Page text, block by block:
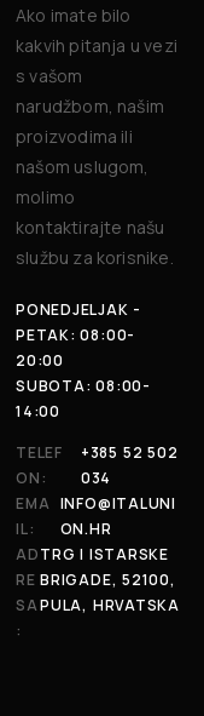
Ako imate bilo
kakvih pitanja u vezi
s vašom
narudžbom, našim
proizvodima ili
našom uslugom,
molimo
kontaktirajte našu
službu za korisnike.
PONEDJELJAK -
PETAK: 08:00-
20:00
SUBOTA: 08:00-
14:00
TELEF
ON:
+385 52 502
034
EMA
IL:
INFO@ITALUNI
ON.HR
AD
RE
SA
:
TRG I ISTARSKE
BRIGADE, 52100,
PULA, HRVATSKA